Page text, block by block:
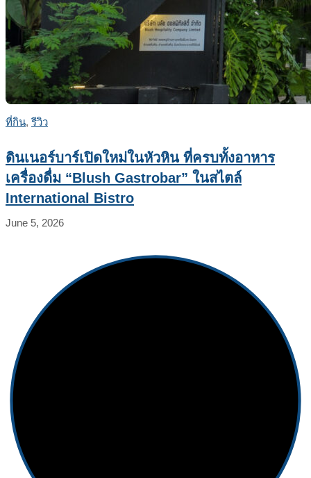
ที่กิน, รีวิว
ดินเนอร์บาร์เปิดใหม่ในหัวหิน ที่ครบทั้งอาหาร
เครื่องดื่ม “Blush Gastrobar” ในสไตล์
International Bistro
June 5, 2026